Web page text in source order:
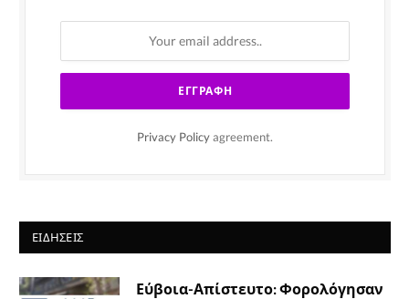
Privacy Policy agreement.
ΕΙΔΉΣΕΙΣ
Εύβοια-Απίστευτο: Φορολόγησαν